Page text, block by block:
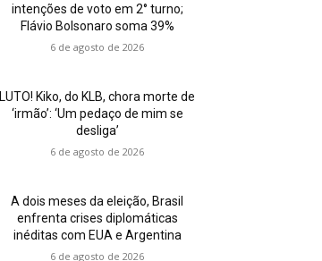
intenções de voto em 2° turno;
Flávio Bolsonaro soma 39%
6 de agosto de 2026
LUTO! Kiko, do KLB, chora morte de
‘irmão’: ‘Um pedaço de mim se
desliga’
6 de agosto de 2026
A dois meses da eleição, Brasil
enfrenta crises diplomáticas
inéditas com EUA e Argentina
6 de agosto de 2026